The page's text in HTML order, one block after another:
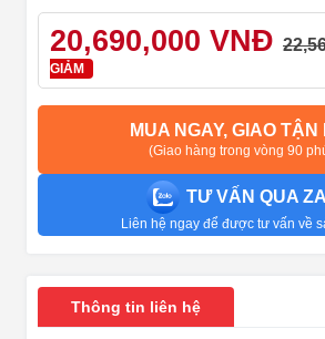
20,690,000 VNĐ
GIẢM
MUA NGAY, GIAO TẬN
(Giao hàng trong vòng 90
TƯ VẤN QUA
Liên hệ ngay để được tư vấn về
Thông tin liên hệ